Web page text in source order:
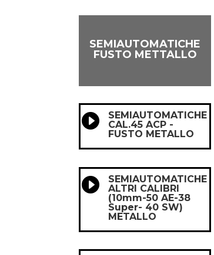
SEMIAUTOMATICHE
FUSTO METTALLO

SEMIAUTOMATICHE
CAL.45 ACP -
FUSTO METALLO

SEMIAUTOMATICHE
ALTRI CALIBRI
(10mm-50 AE-38
Super- 40 SW)
METALLO